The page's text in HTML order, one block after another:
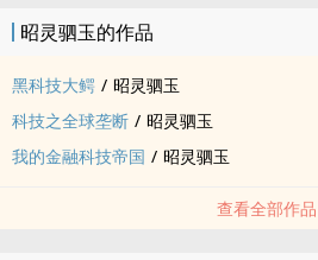
昭灵驷玉的作品
黑科技大鳄 / 昭灵驷玉
科技之全球垄断 / 昭灵驷玉
我的金融科技帝国 / 昭灵驷玉
查看全部作品